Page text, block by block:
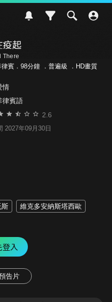
疫起
There
賓．98分鐘 ． 普遍級 ．HD畫質
情
律賓語
2.6
2027年09月30日
斯 維克多安納斯塔西歐
入
告片